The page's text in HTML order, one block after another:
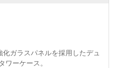
ガラスパネルを採用したデュ
ワーケース。